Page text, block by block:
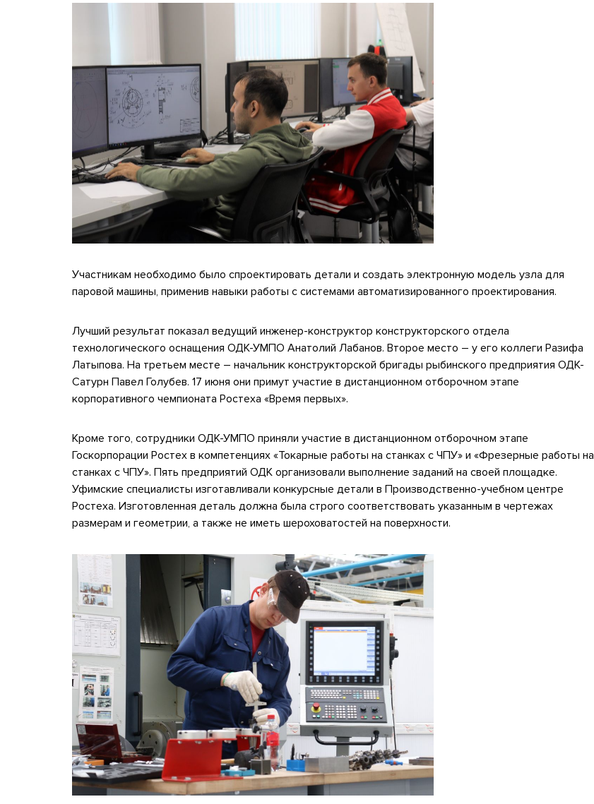
Участникам необходимо было спроектировать детали и создать электронную модель узла для
паровой машины, применив навыки работы с системами автоматизированного проектирования.
Лучший результат показал ведущий инженер-конструктор конструкторского отдела
технологического оснащения ОДК-УМПО Анатолий Лабанов. Второе место – у его коллеги Разифа
Латыпова. На третьем месте – начальник конструкторской бригады рыбинского предприятия ОДК-
Сатурн Павел Голубев. 17 июня они примут участие в дистанционном отборочном этапе
корпоративного чемпионата Ростеха «Время первых».
Кроме того, сотрудники ОДК-УМПО приняли участие в дистанционном отборочном этапе
Госкорпорации Ростех в компетенциях «Токарные работы на станках с ЧПУ» и «Фрезерные работы на
станках с ЧПУ». Пять предприятий ОДК организовали выполнение заданий на своей площадке.
Уфимские специалисты изготавливали конкурсные детали в Производственно-учебном центре
Ростеха. Изготовленная деталь должна была строго соответствовать указанным в чертежах
размерам и геометрии, а также не иметь шероховатостей на поверхности.